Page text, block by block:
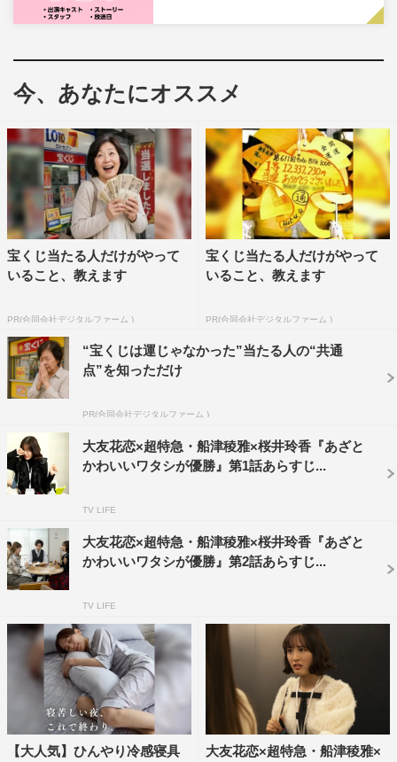
今、あなたにオススメ
宝くじ当たる人だけがやって
いること、教えます
PR(合同会社デジタルファーム )
宝くじ当たる人だけがやって
いること、教えます
PR(合同会社デジタルファーム )
“宝くじは運じゃなかった”当たる人の“共通
点”を知っただけ
PR(合同会社デジタルファーム )
大友花恋×超特急・船津稜雅×桜井玲香『あざと
かわいいワタシが優勝』第1話あらすじ...
TV LIFE
大友花恋×超特急・船津稜雅×桜井玲香『あざと
かわいいワタシが優勝』第2話あらすじ...
TV LIFE
【大人気】ひんやり冷感寝具
大友花恋×超特急・船津稜雅×